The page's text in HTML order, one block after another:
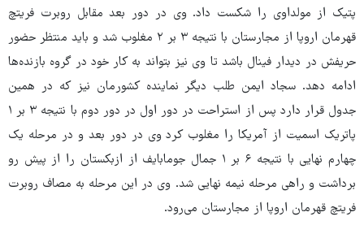
پتیک از مولداوی را شکست داد. وی در دور بعد مقابل روبرت فریتچ
قهرمان اروپا از مجارستان با نتیجه ۳ بر ۲ مغلوب شد و باید منتظر حضور
حریفش در دیدار فینال باشد تا وی نیز بتواند به کار خود در گروه بازنده‌ها
ادامه دهد. سجاد ایمن طلب دیگر نماینده کشورمان نیز که در همین
جدول قرار دارد پس از استراحت در دور اول در دور دوم با نتیجه ۳ بر ۱
پاتریک اسمیت از آمریکا را مغلوب کرد وی در دور بعد و در مرحله یک
چهارم نهایی با نتیجه ۶ بر ۱ جمال جومابایف از ازبکستان را از پیش رو
برداشت و راهی مرحله نیمه نهایی شد. وی در این مرحله به مصاف روبرت
فریتچ قهرمان اروپا از مجارستان می‌رود.